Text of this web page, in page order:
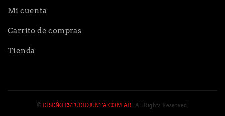
Mi cuenta
Carrito de compras
Tienda
©DISEÑO ESTUDIOJUNTA.COM.AR . All Rights Reserved.